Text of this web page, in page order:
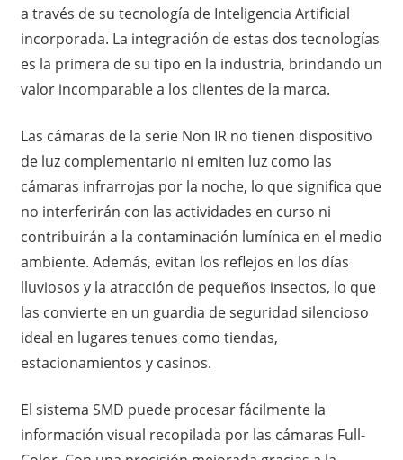
a través de su tecnología de Inteligencia Artificial
incorporada. La integración de estas dos tecnologías
es la primera de su tipo en la industria, brindando un
valor incomparable a los clientes de la marca.
Las cámaras de la serie Non IR no tienen dispositivo
de luz complementario ni emiten luz como las
cámaras infrarrojas por la noche, lo que significa que
no interferirán con las actividades en curso ni
contribuirán a la contaminación lumínica en el medio
ambiente. Además, evitan los reflejos en los días
lluviosos y la atracción de pequeños insectos, lo que
las convierte en un guardia de seguridad silencioso
ideal en lugares tenues como tiendas,
estacionamientos y casinos.
El sistema SMD puede procesar fácilmente la
información visual recopilada por las cámaras Full-